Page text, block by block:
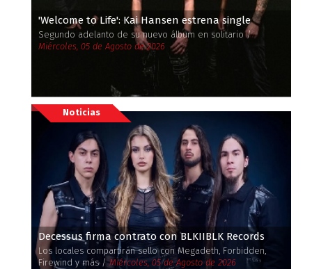
'Welcome to Life': Kai Hansen estrena single
Segundo adelanto de su nuevo álbum en solitario /
Miércoles, 05 de Agosto de 2026
Noticias
Decessus firma contrato con BLKIIBLK Records
Los locales compartirán sello con Megadeth, Forbidden,
Firewind y más /Miércoles, 05 de Agosto de 2026